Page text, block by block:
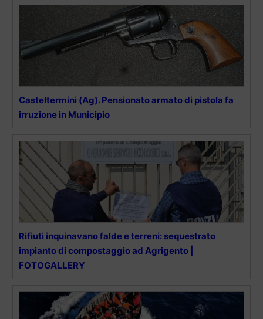
Casteltermini (Ag). Pensionato armato di pistola fa
irruzione in Municipio
Rifiuti inquinavano falde e terreni: sequestrato
impianto di compostaggio ad Agrigento |
FOTOGALLERY